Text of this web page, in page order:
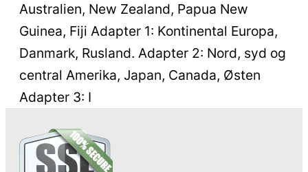
Australien, New Zealand, Papua New
Guinea, Fiji Adapter 1: Kontinental Europa,
Danmark, Rusland. Adapter 2: Nord, syd og
central Amerika, Japan, Canada, Østen
Adapter 3: I